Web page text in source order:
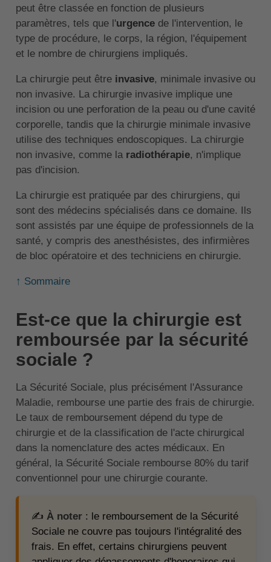
peut être classée en fonction de plusieurs
paramètres, tels que l'urgencede l'intervention, le
type de procédure, le corps, la région, l'équipement
et le nombre de chirurgiens impliqués.
La chirurgie peut être invasive, minimale invasive ou
non invasive. La chirurgie invasive implique une
incision ou une perforation de la peau ou d'une cavité
corporelle, tandis que la chirurgie minimale invasive
utilise des techniques endoscopiques. La chirurgie
non invasive, comme la radiothérapie, n'implique
pas d'incision.
La chirurgie est pratiquée par des chirurgiens, qui
sont des médecins spécialisés dans ce domaine. Ils
sont assistés par une équipe de professionnels de la
santé, y compris des anesthésistes, des infirmières
de bloc opératoire et des techniciens en chirurgie.
↑ Sommaire
Est-ce que la chirurgie est
remboursée par la sécurité
sociale ?
La Sécurité Sociale, plus précisément l'Assurance
Maladie, rembourse une partie des frais de chirurgie.
Le taux de remboursement dépend du type de
chirurgie et de la classification de l'acte chirurgical
dans la nomenclature des actes médicaux. En
général, la Sécurité Sociale rembourse 80% du tarif
conventionnel pour une chirurgie courante.
✍️ À noter : le remboursement de la Sécurité
Sociale ne couvre pas toujours l'intégralité des
frais. En effet, certains chirurgiens peuvent